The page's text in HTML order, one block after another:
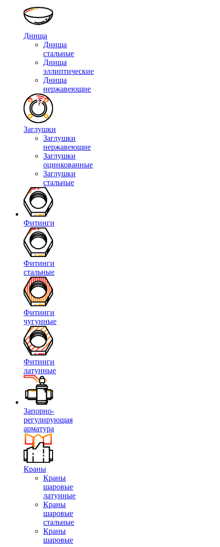
Днища
Днища
стальные
Днища
эллиптические
Днища
нержавеющие
Заглушки
Заглушки
нержавеющие
Заглушки
оцинкованные
Заглушки
стальные
Фитинги
Фитинги
стальные
Фитинги
чугунные
Фитинги
латунные
Запорно-
регулирующая
арматура
Краны
Краны
шаровые
латунные
Краны
шаровые
стальные
Краны
шаровые